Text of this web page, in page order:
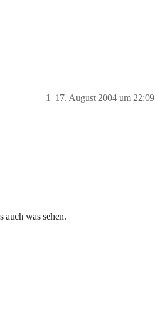
17. August 2004 um 22:09
1
auch was sehen.